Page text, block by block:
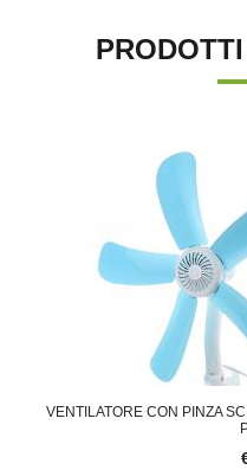
VENTILATORE CON PINZA